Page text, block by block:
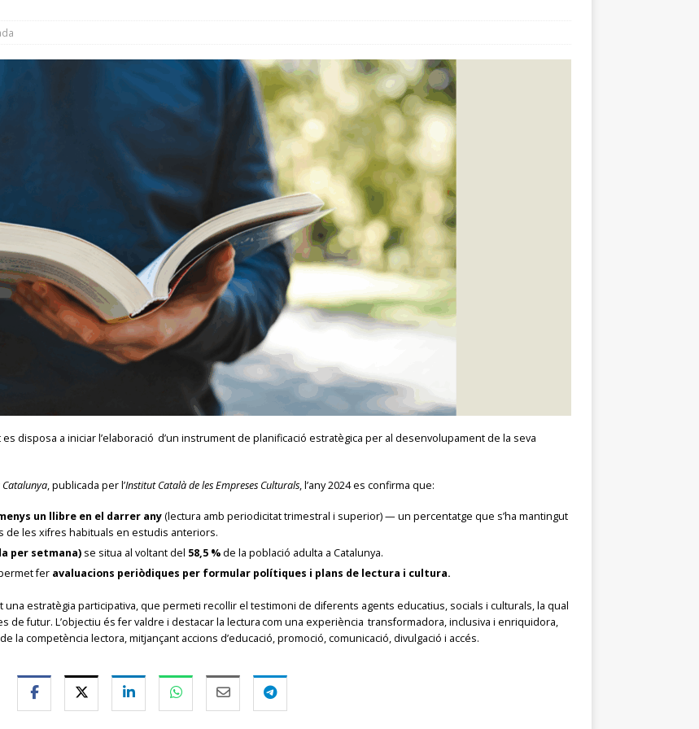
NOTES INFORMATIVES
d’Intervenció Ràpida
NOTES INFORMATIVES
amb motiu de la Festa Major
MOBILITAT
ACTIVITATS
de Seguretat Viària avança cap a una mobilitat més segura
al mestre Leonardo Balada amb un acte de
petits gestos per evitar la proliferació dels
Joves i Estitxu Yubero, premis de la Festa Major 2026
disposa a iniciar l’elaboració d’un instrument de planificació estratègica per al desenvolupament de la seva
Catalunya, publicada per l’Institut Català de les Empreses Culturals, l’any 2024 es confirma que:
un llibre en el darrer any(lectura amb periodicitat trimestral i superior) — un percentatge que s’ha mantingut
de les xifres habituals en estudis anteriors.
per setmana) se situa al voltant del 58,5 %de la població adulta a Catalunya.
fer avaluacions periòdiques per formular polítiques i plans de lectura i cultura.
una estratègia participativa, que permeti recollir el testimoni de diferents agents educatius, socials i culturals, la qual
de futur. L’objectiu és fer valdre i destacar la lectura com una experiència transformadora, inclusiva i enriquidora,
la competència lectora, mitjançant accions d’educació, promoció, comunicació, divulgació i accés.